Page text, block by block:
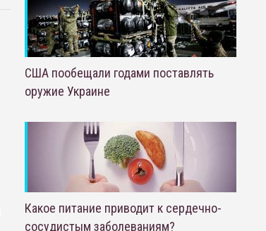
США пообещали годами поставлять
оружие Украине
Какое питание приводит к сердечно-
сосудистым заболеваниям?